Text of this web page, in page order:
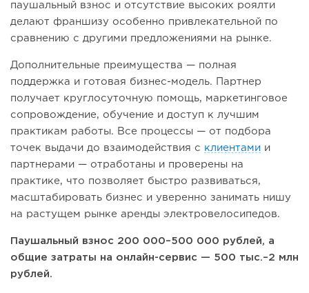
паушальный взнос и отсутствие высоких роялти
делают франшизу особенно привлекательной по
сравнению с другими предложениями на рынке.
Дополнительные преимущества — полная
поддержка и готовая бизнес-модель. Партнер
получает круглосуточную помощь, маркетинговое
сопровождение, обучение и доступ к лучшим
практикам работы. Все процессы — от подбора
точек выдачи до взаимодействия с клиентами и
партнерами — отработаны и проверены на
практике, что позволяет быстро развиваться,
масштабировать бизнес и уверенно занимать нишу
на растущем рынке аренды электровелосипедов.
Паушальный взнос 200 000–500 000 рублей, а
общие затраты на онлайн-сервис — 500 тыс.–2 млн
рублей.